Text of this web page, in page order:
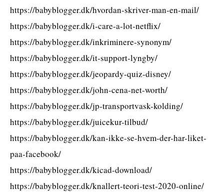
https://babyblogger.dk/hvordan-skriver-man-en-mail/
https://babyblogger.dk/i-care-a-lot-netflix/
https://babyblogger.dk/inkriminere-synonym/
https://babyblogger.dk/it-support-lyngby/
https://babyblogger.dk/jeopardy-quiz-disney/
https://babyblogger.dk/john-cena-net-worth/
https://babyblogger.dk/jp-transportvask-kolding/
https://babyblogger.dk/juicekur-tilbud/
https://babyblogger.dk/kan-ikke-se-hvem-der-har-liket-
paa-facebook/
https://babyblogger.dk/kicad-download/
https://babyblogger.dk/knallert-teori-test-2020-online/